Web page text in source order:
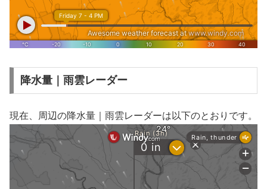
降水量｜雨雲レーダー
現在、周辺の降水量｜雨雲レーダーは以下のとおりです。